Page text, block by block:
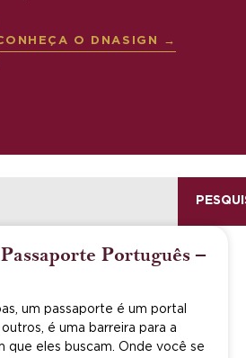
O DNASIGN →
Português –
um passaporte é um portal
é uma barreira para a
que eles buscam. Onde você se